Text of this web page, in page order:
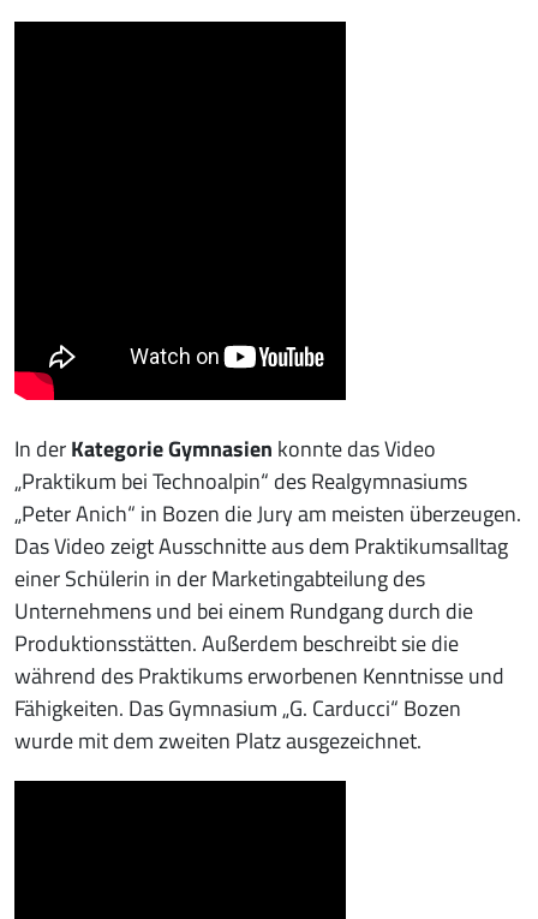
In derKategorie Gymnasien konnte das Video
„Praktikum bei Technoalpin“ des Realgymnasiums
„Peter Anich“ in Bozen die Jury am meisten überzeugen.
Das Video zeigt Ausschnitte aus dem Praktikumsalltag
einer Schülerin in der Marketingabteilung des
Unternehmens und bei einem Rundgang durch die
Produktionsstätten. Außerdem beschreibt sie die
während des Praktikums erworbenen Kenntnisse und
Fähigkeiten. Das Gymnasium „G. Carducci“ Bozen
wurde mit dem zweiten Platz ausgezeichnet.